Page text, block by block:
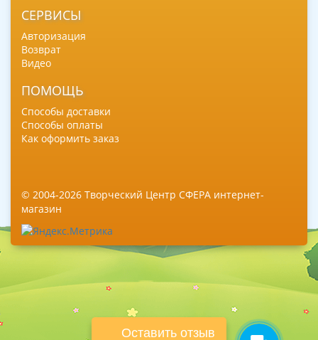
Оставить отзыв
СЕРВИСЫ
Авторизация
Возврат
Видео
ПОМОЩЬ
Способы доставки
Способы оплаты
Как оформить заказ
© 2004-2026 Творческий Центр СФЕРА интернет-
магазин